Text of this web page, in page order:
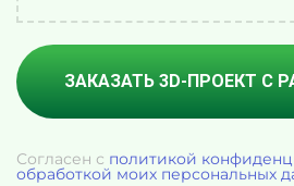
Согласен с политикой
обработкой моих персональных